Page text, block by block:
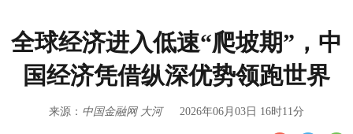
全球经济进入低速“爬坡期”，中
国经济凭借纵深优势领跑世界
来源： 中国金融网 大河 2026年06月03日 16时11分